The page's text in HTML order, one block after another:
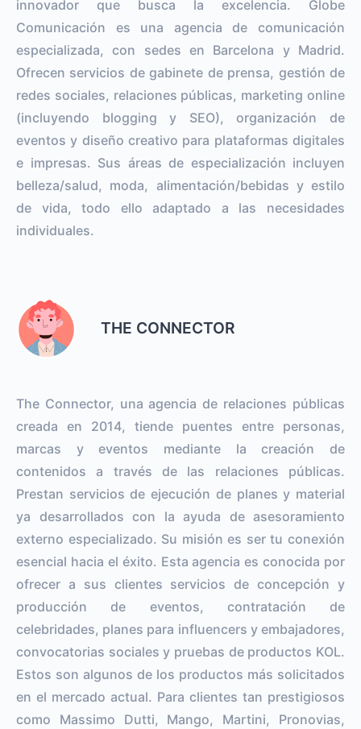
innovador que busca la excelencia. Globe
Comunicación es una agencia de comunicación
especializada, con sedes en Barcelona y Madrid.
Ofrecen servicios de gabinete de prensa, gestión de
redes sociales, relaciones públicas, marketing online
(incluyendo blogging y SEO), organización de
eventos y diseño creativo para plataformas digitales
e impresas. Sus áreas de especialización incluyen
belleza/salud, moda, alimentación/bebidas y estilo
de vida, todo ello adaptado a las necesidades
individuales.
THE CONNECTOR
The Connector, una agencia de relaciones públicas
creada en 2014, tiende puentes entre personas,
marcas y eventos mediante la creación de
contenidos a través de las relaciones públicas.
Prestan servicios de ejecución de planes y material
ya desarrollados con la ayuda de asesoramiento
externo especializado. Su misión es ser tu conexión
esencial hacia el éxito. Esta agencia es conocida por
ofrecer a sus clientes servicios de concepción y
producción de eventos, contratación de
celebridades, planes para influencers y embajadores,
convocatorias sociales y pruebas de productos KOL.
Estos son algunos de los productos más solicitados
en el mercado actual. Para clientes tan prestigiosos
como Massimo Dutti, Mango, Martini, Pronovias,